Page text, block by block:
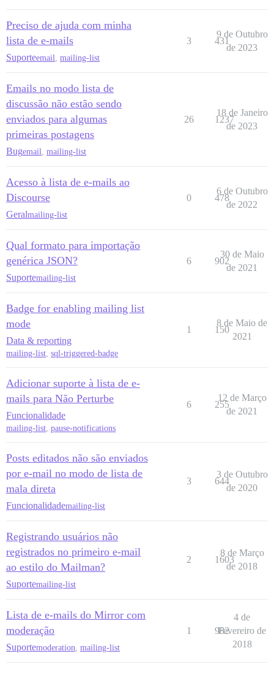
Preciso de ajuda com minha
lista de e-mails
Suporteemail mailing-list
3 431
9 de Outubro
de 2023
Emails no modo lista de
discussão não estão sendo
enviados para algumas
primeiras postagens
Bugemail mailing-list
26 1237
18 de Janeiro
de 2023
Acesso à lista de e-mails ao
Discourse
Geralmailing-list
0 478
6 de Outubro
de 2022
Qual formato para importação
genérica JSON?
Suportemailing-list
6 902
30 de Maio
de 2021
Badge for enabling mailing list
mode
Data & reporting
mailing-list, sql-triggered-badge
1 150
8 de Maio de
2021
Adicionar suporte à lista de e-
mails para Não Perturbe
Funcionalidade
mailing-list, pause-notifications
6 255
12 de Março
de 2021
Posts editados não são enviados
por e-mail no modo de lista de
mala direta
Funcionalidademailing-list
3 644
3 de Outubro
de 2020
Registrando usuários não
registrados no primeiro e-mail
ao estilo do Mailman?
Suportemailing-list
2 1603
8 de Março
de 2018
Lista de e-mails do Mirror com
moderação
Suportemoderation mailing-list
1 982
4 de
Fevereiro de
2018